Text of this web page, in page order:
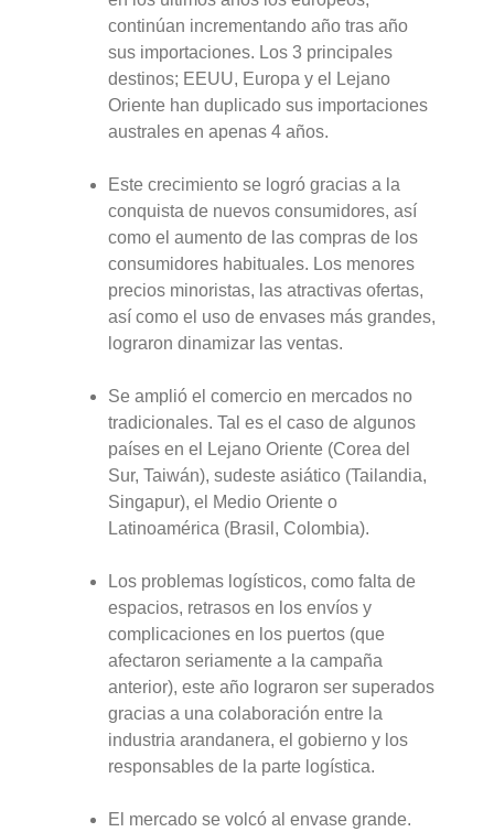
continúan incrementando año tras año
sus importaciones. Los 3 principales
destinos; EEUU, Europa y el Lejano
Oriente han duplicado sus importaciones
australes en apenas 4 años.
Este crecimiento se logró gracias a la
conquista de nuevos consumidores, así
como el aumento de las compras de los
consumidores habituales. Los menores
precios minoristas, las atractivas ofertas,
así como el uso de envases más grandes,
lograron dinamizar las ventas.
Se amplió el comercio en mercados no
tradicionales. Tal es el caso de algunos
países en el Lejano Oriente (Corea del
Sur, Taiwán), sudeste asiático (Tailandia,
Singapur), el Medio Oriente o
Latinoamérica (Brasil, Colombia).
Los problemas logísticos, como falta de
espacios, retrasos en los envíos y
complicaciones en los puertos (que
afectaron seriamente a la campaña
anterior), este año lograron ser superados
gracias a una colaboración entre la
industria arandanera, el gobierno y los
responsables de la parte logística.
El mercado se volcó al envase grande.